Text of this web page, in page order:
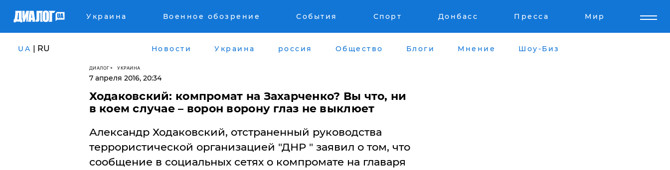
Украина Военное обозрение События Спорт Донбасс Пресса Мир
UA | RU Новости Украина россия Общество Блоги Мнение Шоу-Биз
ДИАЛОГ УКРАИНА
7 апреля 2016, 20:34
Ходаковский: компромат на Захарченко? Вы что, ни
в коем случае – ворон ворону глаз не выклюет
Александр Ходаковский, отстраненный руководства
террористической организацией "ДНР " заявил о том, что
сообщение в социальных сетях о компромате на главаря